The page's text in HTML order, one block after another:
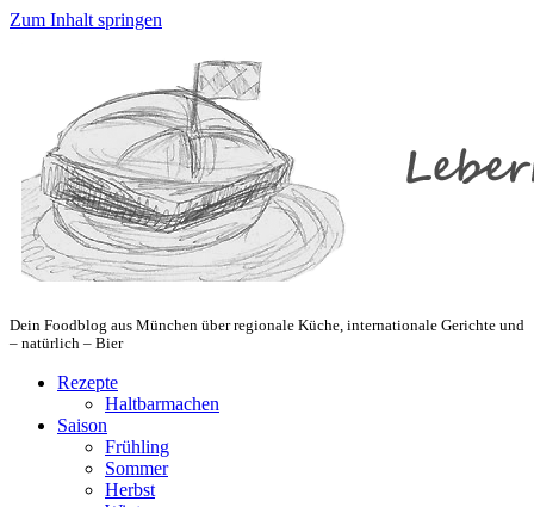
Zum Inhalt springen
Dein Foodblog aus München über regionale Küche, internationale Gerichte und
– natürlich – Bier
Rezepte
Haltbarmachen
Saison
Frühling
Sommer
Herbst